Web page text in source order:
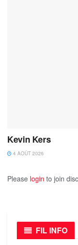
Kevin Kers
4 AOÛT 2026
Please login to join
FIL INFO